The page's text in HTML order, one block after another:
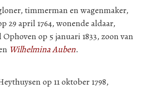
timmerman en wagenmaker,
29 april 1764, wonende aldaar,
op 5 januari 1833, zoon van
Wilhelmina Auben.
op 11 oktober 1798,